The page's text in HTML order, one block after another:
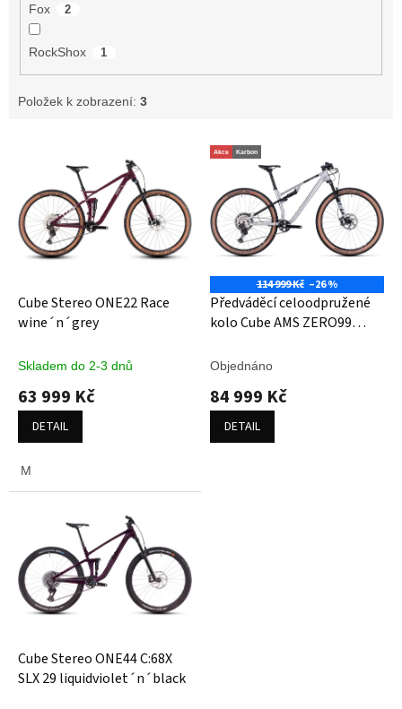
Fox 2
RockShox 1
Položek k zobrazení: 3
Cube Stereo ONE22 Race
wine´n´grey
Skladem do 2-3 dnů
63 999 Kč
DETAIL
M
Akce Karbon
114 999 Kč –26 %
Předváděcí celoodpružené
kolo Cube AMS ZERO99
´black
Objednáno
84 999 Kč
DETAIL
Cube Stereo ONE44 C:68X
SLX 29 liquidviolet´n´black